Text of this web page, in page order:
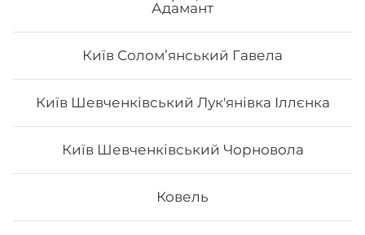
Адамант
Київ Соломʼянський Гавела
Київ Шевченківський Лук'янівка Іллєнка
Київ Шевченківський Чорновола
Ковель